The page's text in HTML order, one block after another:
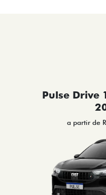
Pulse Drive
a partir de